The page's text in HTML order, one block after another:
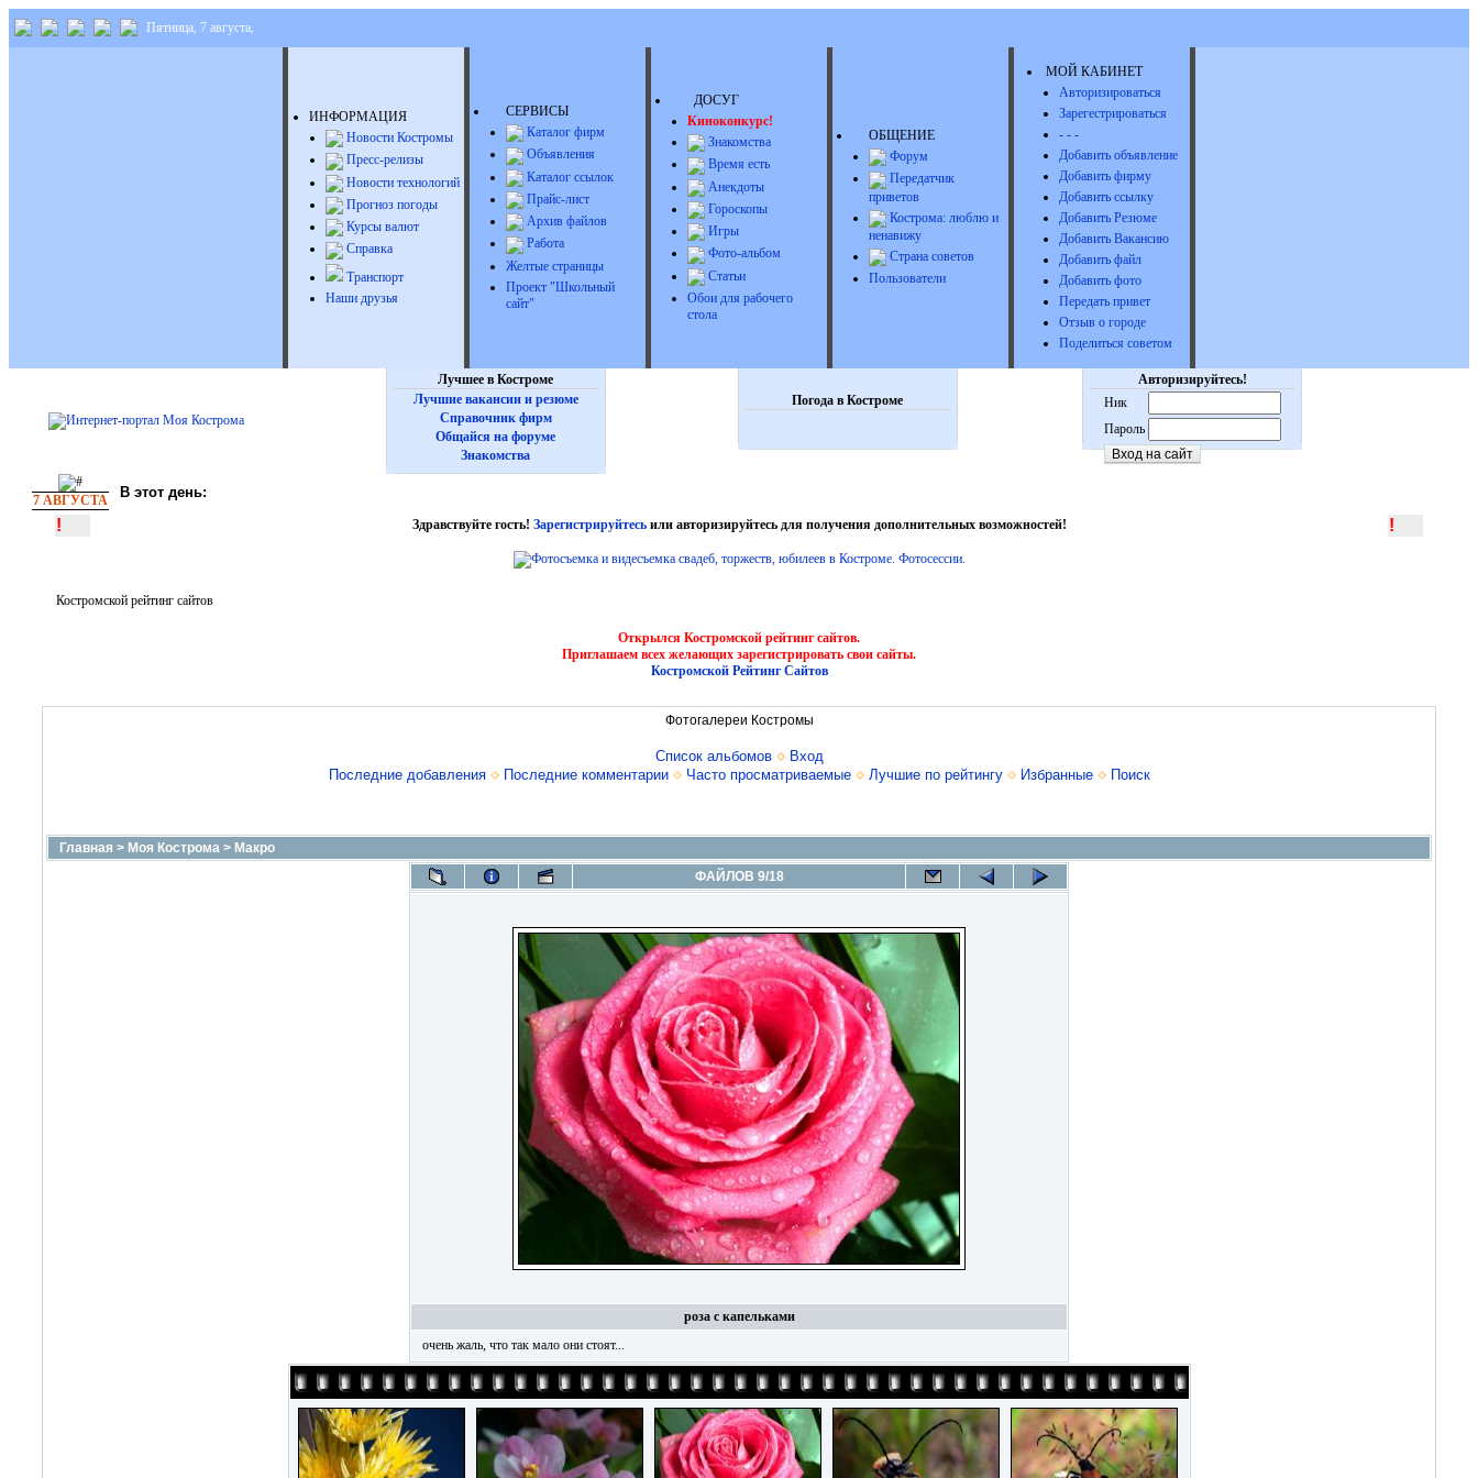
Пятница, 7 августа,
ИНФОРМАЦИЯ
Новости Костромы
Пресс-релизы
Новости технологий
Прогноз погоды
Курсы валют
Справка
Транспорт
Наши друзья
СЕРВИСЫ
Каталог фирм
Объявления
Каталог ссылок
Прайс-лист
Архив файлов
Работа
Желтые страницы
Проект "Школьный
сайт"
ДОСУГ
Киноконкурс!
Знакомства
Время есть
Анекдоты
Гороскопы
Игры
Фото-альбом
Статьи
Обои для рабочего
стола
ОБЩЕНИЕ
Форум
Передатчик
приветов
Кострома: люблю и
ненавижу
Страна советов
Пользователи
МОЙ КАБИНЕТ
Авторизироваться
Зарегестрироваться
- - -
Добавить объявление
Добавить фирму
Добавить ссылку
Добавить Резюме
Добавить Вакансию
Добавить файл
Добавить фото
Передать привет
Отзыв о городе
Поделиться советом
Лучшее в Костроме
Лучшие вакансии и резюме
Справочник фирм
Общайся на форуме
Знакомства
Погода в Костроме
Авторизируйтесь!
Ник
Пароль
7 АВГУСТА В этот день:
! Здравствуйте гость! Зарегистрируйтесьили авторизируйтесь для получения дополнительных возможностей! !
Костромской рейтинг сайтов
Открылся Костромской рейтинг сайтов.
Приглашаем всех желающих зарегистрировать свои сайты.
Костромской Рейтинг Сайтов
Фотогалереи Костромы
Список альбомов
Вход
Последние добавления
Последние комментарии Часто просматриваемые Лучшие по рейтингу Избранные Поиск
Главная > Моя Кострома > Макро
ФАЙЛОВ 9/18
роза с капельками
очень жаль, что так мало они стоят...